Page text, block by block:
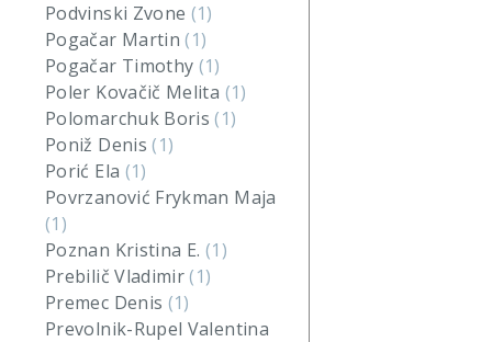
Podvinski Zvone (1)
Pogačar Martin(1)
Pogačar Timothy (1)
Poler Kovačič Melita (1)
Polomarchuk Boris(1)
Poniž Denis(1)
Porić Ela (1)
Povrzanović Frykman Maja
(1)
Poznan Kristina E. (1)
Prebilič Vladimir(1)
Premec Denis (1)
Prevolnik-Rupel Valentina